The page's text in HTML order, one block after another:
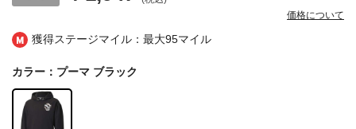
獲得ステージマイル：最大95マイル
価格について
カラー：プーマ ブラック